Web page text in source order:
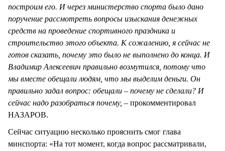
построим его. И через министерство спорта было дано
поручение рассмотреть вопросы изыскания денежных
средств на проведение спортивного праздника и
строительство этого объекта. К сожалению, я сейчас не
готов сказать, почему это было не выполнено до конца. И
Владимир Алексеевич правильно возмутился, потому что
мы вместе обещали людям, что мы выделим деньги. Он
правильно задал вопрос: обещали – почему не сделали? И
сейчас надо разобраться почему, – прокомментировал
НАЗАРОВ.
Сейчас ситуацию несколько прояснить смог глава
минспорта: «На тот момент, когда вопрос рассматривали,